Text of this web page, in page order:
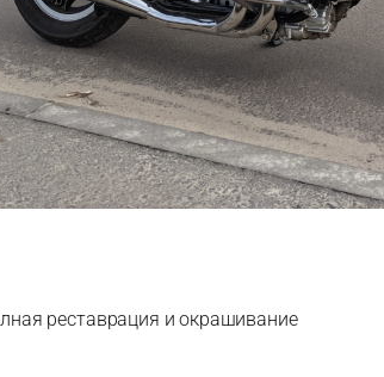
реставрация и окрашивание